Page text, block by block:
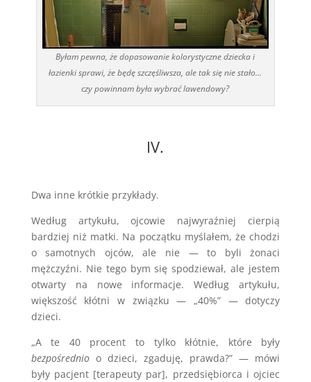
Byłam pewna, że dopasowanie kolorystyczne dziecka i
łazienki sprawi, że będę szczęśliwsza, ale tak się nie stało…
czy powinnam była wybrać lawendowy?
IV.
Dwa inne krótkie przykłady.
Według artykułu, ojcowie najwyraźniej cierpią
bardziej niż matki. Na początku myślałem, że chodzi
o samotnych ojców, ale nie — to byli żonaci
mężczyźni. Nie tego bym się spodziewał, ale jestem
otwarty na nowe informacje. Według artykułu,
większość kłótni w związku — „40%” — dotyczy
dzieci.
„A te 40 procent to tylko kłótnie, które były
bezpośrednioo dzieci, zgaduję, prawda?” — mówi
były pacjent [terapeuty par], przedsiębiorca i ojciec